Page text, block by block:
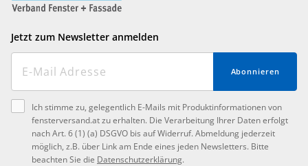
Jetzt zum Newsletter anmelden
Abonnieren
Ich stimme zu, gelegentlich E-Mails mit Produktinformationen von
fensterversand.at zu erhalten. Die Verarbeitung Ihrer Daten erfolgt
nach Art. 6 (1) (a) DSGVO bis auf Widerruf. Abmeldung jederzeit
möglich, z.B. über Link am Ende eines jeden Newsletters. Bitte
beachten Sie die Datenschutzerklärung.